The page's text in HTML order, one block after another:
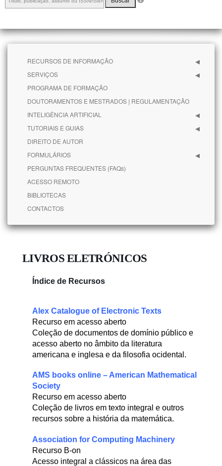
RECURSOS DE INFORMAÇÃO
SERVIÇOS
PROGRAMA DE FORMAÇÃO
DOUTORAMENTOS E MESTRADOS | REGULAMENTAÇÃO
INTELIGÊNCIA ARTIFICIAL
TUTORIAIS E GUIAS
DIREITO DE AUTOR
FORMULÁRIOS
PERGUNTAS FREQUENTES (FAQs)
ACESSO REMOTO
BIBLIOTECAS
CONTACTOS
LIVROS ELETRÓNICOS
Índice de Recursos
Alex Catalogue of Electronic Texts
Recurso em acesso aberto
Coleção de documentos de domínio público e
acesso aberto no âmbito da literatura
americana e inglesa e da filosofia ocidental.
AMS books online – American Mathematical
Society
Recurso em acesso aberto
Coleção de livros em texto integral e outros
recursos sobre a história da matemática.
Association for Computing Machinery
Recurso B-on
Acesso integral a clássicos na área das